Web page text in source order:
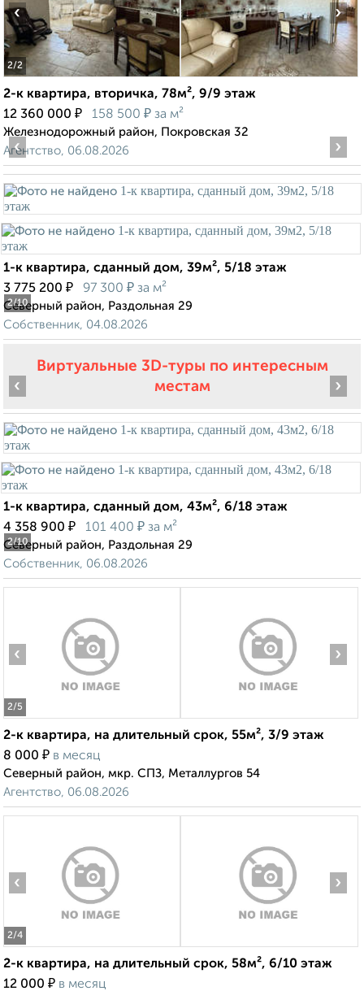
2/2
‹ ›
2-к квартира, вторичка, 78м², 9/9 этаж
12 360 000 ₽ 158 500 ₽ за м²
Железнодорожный район, Покровская 32
Агентство, 06.08.2026
2/10
‹ ›
1-к квартира, сданный дом, 39м², 5/18 этаж
3 775 200 ₽ 97 300 ₽ за м²
Северный район, Раздольная 29
Собственник, 04.08.2026
Виртуальные 3D-туры по интересным
местам
2/10
‹ ›
1-к квартира, сданный дом, 43м², 6/18 этаж
4 358 900 ₽ 101 400 ₽ за м²
Северный район, Раздольная 29
Собственник, 06.08.2026
2/5
‹ ›
2-к квартира, на длительный срок, 55м², 3/9 этаж
8 000 ₽ в месяц
Северный район, мкр. СПЗ, Металлургов 54
Агентство, 06.08.2026
2/4
‹ ›
2-к квартира, на длительный срок, 58м², 6/10 этаж
12 000 ₽ в месяц